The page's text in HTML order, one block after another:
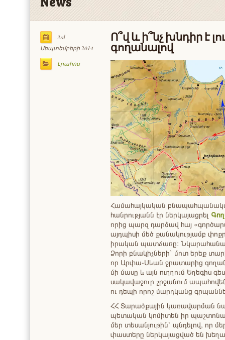
3rd
Սեպտեմբերի 2014
Լրահոս
Ո՞վ և ի՞նչ խնդիր է
գողանալով
Համահայկական
հանրությանն էր ներկայացրել
որից պարզ դարձավ հայ
այդպիսի մեծ քանակությամբ
իրական պատճառը:
Ձորի բնակիչների` մոտ երեք
որ Արփա-Սևան ջրատարից
մի մասը և այն ուղղում Եղեգիս
սակավաջուր շրջանում
ու դեպի որոշ մարդկանց
ՀՀ Տարածքային կառավարման
պետական կոմիտեն իր
մեր տեսանյութին՝ պնդելով, որ
փաստերը ներկայացված են